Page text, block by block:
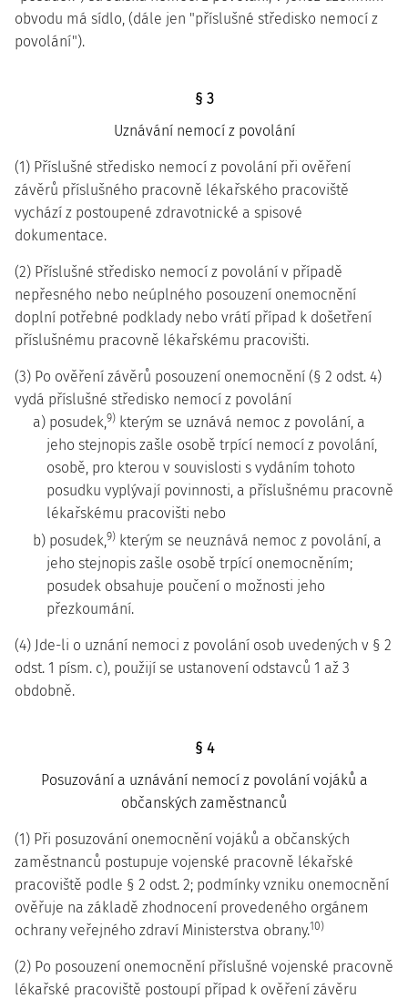
obvodu má sídlo, (dále jen "příslušné středisko nemocí z
povolání").
§ 3
Uznávání nemocí z povolání
(1) Příslušné středisko nemocí z povolání při ověření
závěrů příslušného pracovně lékařského pracoviště
vychází z postoupené zdravotnické a spisové
dokumentace.
(2) Příslušné středisko nemocí z povolání v případě
nepřesného nebo neúplného posouzení onemocnění
doplní potřebné podklady nebo vrátí případ k došetření
příslušnému pracovně lékařskému pracovišti.
(3) Po ověření závěrů posouzení onemocnění (§ 2 odst. 4)
vydá příslušné středisko nemocí z povolání
a) posudek,9) kterým se uznává nemoc z povolání, a
jeho stejnopis zašle osobě trpící nemocí z povolání,
osobě, pro kterou v souvislosti s vydáním tohoto
posudku vyplývají povinnosti, a příslušnému pracovně
lékařskému pracovišti nebo
b) posudek,9) kterým se neuznává nemoc z povolání, a
jeho stejnopis zašle osobě trpící onemocněním;
posudek obsahuje poučení o možnosti jeho
přezkoumání.
(4) Jde-li o uznání nemoci z povolání osob uvedených v § 2
odst. 1 písm. c), použijí se ustanovení odstavců 1 až 3
obdobně.
§ 4
Posuzování a uznávání nemocí z povolání vojáků a
občanských zaměstnanců
(1) Při posuzování onemocnění vojáků a občanských
zaměstnanců postupuje vojenské pracovně lékařské
pracoviště podle § 2 odst. 2; podmínky vzniku onemocnění
ověřuje na základě zhodnocení provedeného orgánem
ochrany veřejného zdraví Ministerstva obrany.10)
(2) Po posouzení onemocnění příslušné vojenské pracovně
lékařské pracoviště postoupí případ k ověření závěru